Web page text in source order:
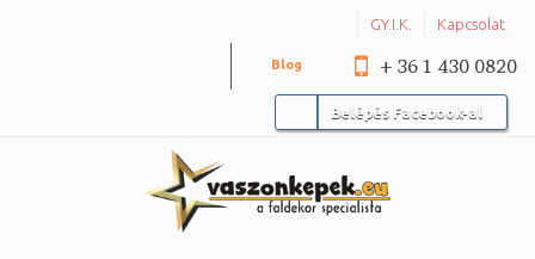
GY.I.K. Kapcsolat
+ 36 1 430 0820
Blog
Belépés Facebook-al